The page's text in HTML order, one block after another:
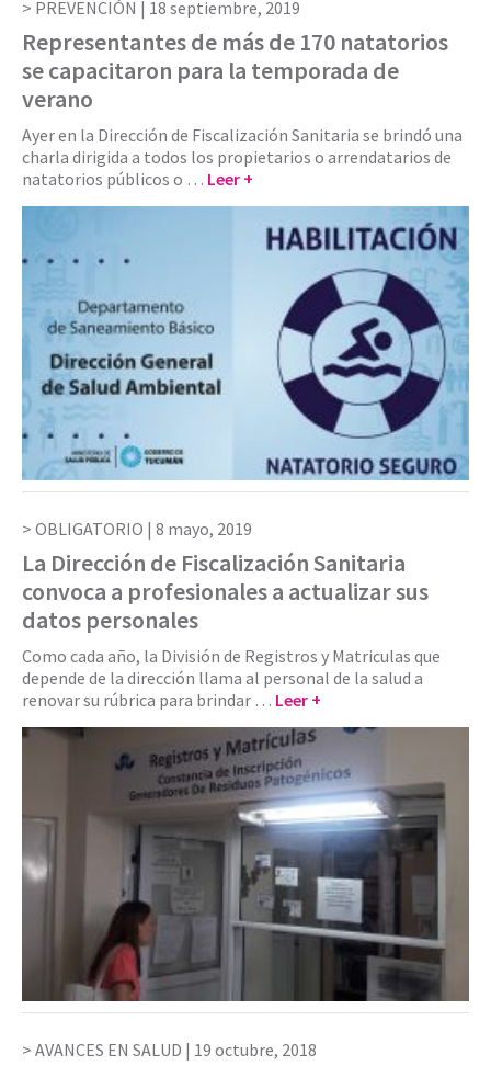
PREVENCIÓN | 18 septiembre, 2019
Representantes de más de 170 natatorios
se capacitaron para la temporada de
verano
Ayer en la Dirección de Fiscalización Sanitaria se brindó una
charla dirigida a todos los propietarios o arrendatarios de
natatorios públicos o … Leer +
OBLIGATORIO | 8 mayo, 2019
La Dirección de Fiscalización Sanitaria
convoca a profesionales a actualizar sus
datos personales
Como cada año, la División de Registros y Matriculas que
depende de la dirección llama al personal de la salud a
renovar su rúbrica para brindar … Leer +
AVANCES EN SALUD | 19 octubre, 2018